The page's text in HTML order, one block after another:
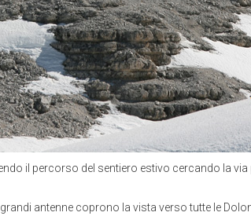
il percorso del sentiero estivo cercando la
antenne coprono la vista verso tutte le